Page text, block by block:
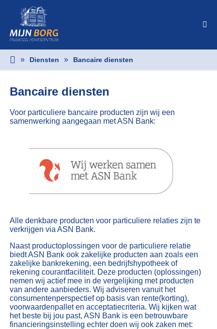
Diensten Bancaire diensten
Bancaire diensten
Voor particuliere bancaire producten zijn wij een
samenwerking aangegaan met ASN Bank:
Alle denkbare producten voor particuliere relaties zijn te
verkrijgen via ASN Bank.
Naast productoplossingen voor de particuliere relatie
biedt ASN Bank ook zakelijke producten aan zoals een
zakelijke bankrekening, een bedrijfshypotheek of
rekening courantfaciliteit. Deze producten (oplossingen)
nemen wij actief mee in de vergelijking met producten
van andere aanbieders. Wij adviseren vanuit het
consumentenperspectief op basis van rente(korting),
voorwaardenpallet en acceptatiecriteria. Wij kijken wat
het beste bij jou past, ASN Bank is een betrouwbare
financieringsinstelling echter doen wij ook zaken met: